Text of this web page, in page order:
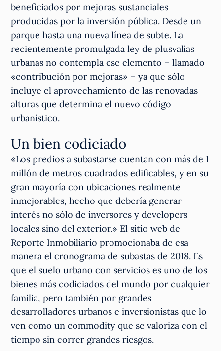
beneficiados por mejoras sustanciales
producidas por la inversión pública. Desde un
parque hasta una nueva línea de subte. La
recientemente promulgada ley de plusvalías
urbanas no contempla ese elemento – llamado
«contribución por mejoras» – ya que sólo
incluye el aprovechamiento de las renovadas
alturas que determina el nuevo código
urbanístico.
Un bien codiciado
«Los predios a subastarse cuentan con más de 1
millón de metros cuadrados edificables, y en su
gran mayoría con ubicaciones realmente
inmejorables, hecho que debería generar
interés no sólo de inversores y developers
locales sino del exterior.» El sitio web de
Reporte Inmobiliario promocionaba de esa
manera el cronograma de subastas de 2018. Es
que el suelo urbano con servicios es uno de los
bienes más codiciados del mundo por cualquier
familia, pero también por grandes
desarrolladores urbanos e inversionistas que lo
ven como un commodity que se valoriza con el
tiempo sin correr grandes riesgos.